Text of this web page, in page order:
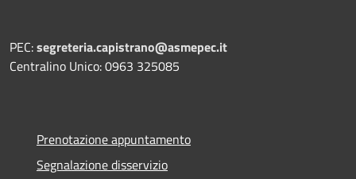
PEC:segreteria.capistrano@asmepec.it
Centralino Unico: 0963 325085
Prenotazione appuntamento
Segnalazione disservizio